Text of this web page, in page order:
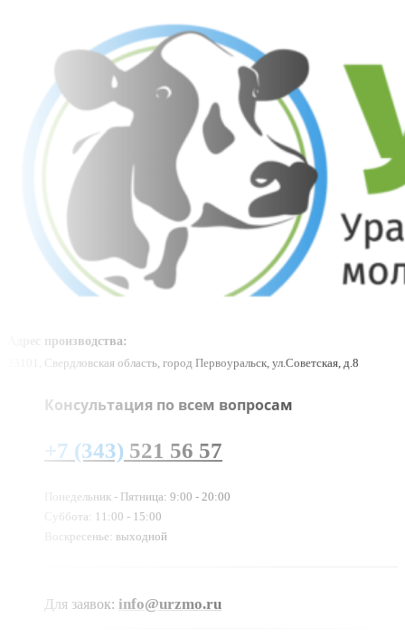
Адрес производства:
23101, Свердловская область, город Первоуральск, ул.Советская, д.8
Консультация по всем вопросам
+7 (343) 521 56 57
Понедельник - Пятница: 9:00 - 20:00
Суббота: 11:00 - 15:00
Воскресенье: выходной
Для заявок: info@urzmo.ru